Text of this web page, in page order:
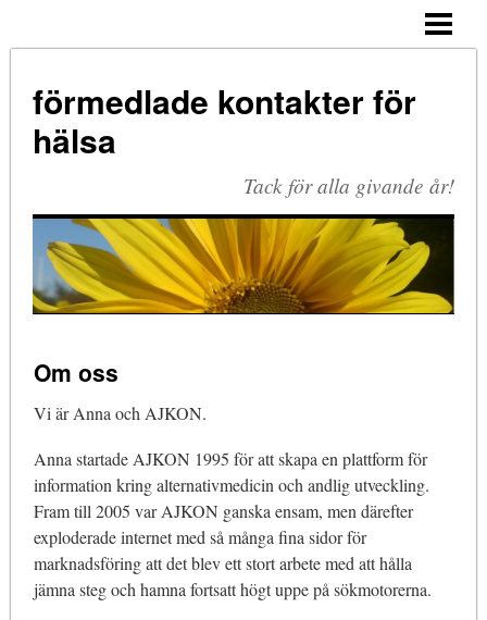
FOTOGALLERI
KONTAKTA
förmedlade kontakter för
hälsa
Tack för alla givande år!
Om oss
Vi är Anna och AJKON.
Anna startade AJKON 1995 för att skapa en plattform för
information kring alternativmedicin och andlig utveckling.
Fram till 2005 var AJKON ganska ensam, men därefter
exploderade internet med så många fina sidor för
marknadsföring att det blev ett stort arbete med att hålla
jämna steg och hamna fortsatt högt uppe på sökmotorerna.